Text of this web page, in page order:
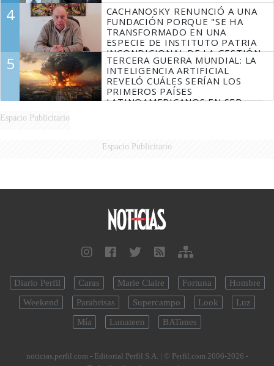
4
CACHANOSKY RENUNCIÓ A UNA
FUNDACIÓN PORQUE "SE HA
TRANSFORMADO EN UNA
ESPECIE DE INSTITUTO PATRIA
INCONDICIONAL DE LA GESTIÓN
DE MILEI"
5
TERCERA GUERRA MUNDIAL: LA
INTELIGENCIA ARTIFICIAL
REVELÓ CUÁLES SERÍAN LOS
PRIMEROS PAÍSES
LATINOAMERICANOS EN SER
Espacio Publicitario
Espacio Publicitario
Diario Perfil Caras Marie Claire Fortuna
Hombre
Weekend
Parabrisas Supercampo Look
Luz
Mía
Lunateen BATimes
noticias.perfil.com - Editorial Perfil S.A. | © Perfil.com 2006-2026 -